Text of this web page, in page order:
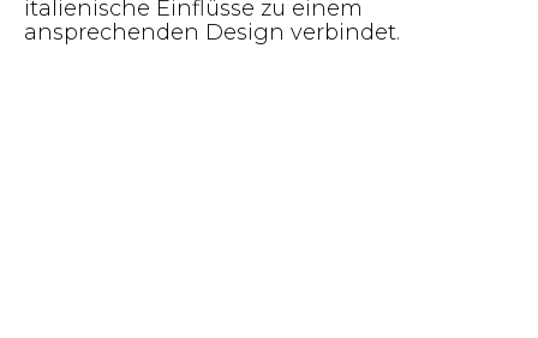
italienische Einflüsse zu einem
ansprechenden Design verbindet.